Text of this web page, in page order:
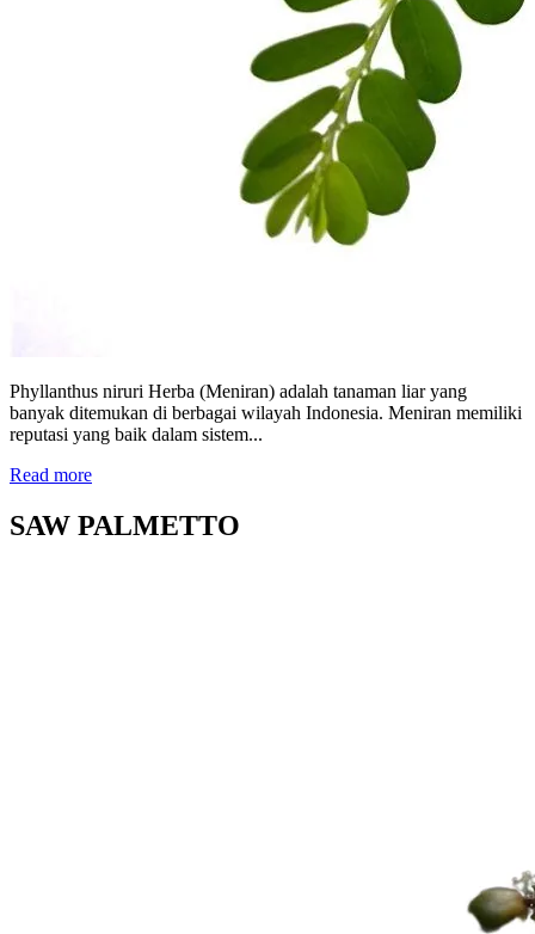
Phyllanthus niruri Herba (Meniran) adalah tanaman liar yang
banyak ditemukan di berbagai wilayah Indonesia. Meniran memiliki
reputasi yang baik dalam sistem...
Read more
SAW PALMETTO